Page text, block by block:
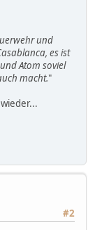
und
es ist
Atom soviel
macht."
#2